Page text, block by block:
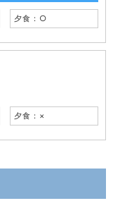
夕食：○
夕食：×